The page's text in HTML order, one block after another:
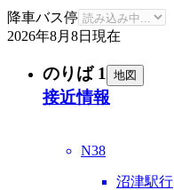
降車バス停
2026年8月8日 現在
のりば 1 地図
接近情報
N38
沼津駅行